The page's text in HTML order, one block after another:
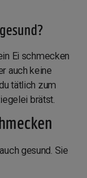
Ei schmecken
auch keine
tätlich zum
brätst.
gesund. Sie